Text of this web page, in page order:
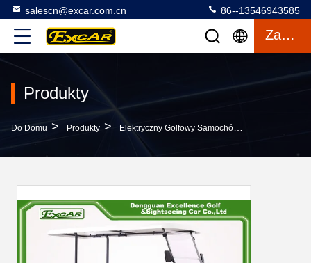
salescn@excar.com.cn 86--13546943585
Zacytować
Produkty
Do Domu > Produkty > Elektryczny Golfowy Samochód